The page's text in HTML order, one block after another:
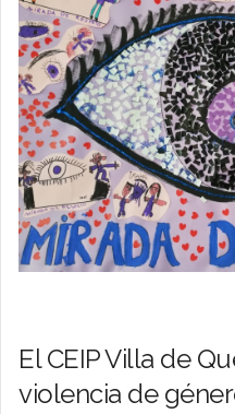
El CEIP Villa de
violencia de